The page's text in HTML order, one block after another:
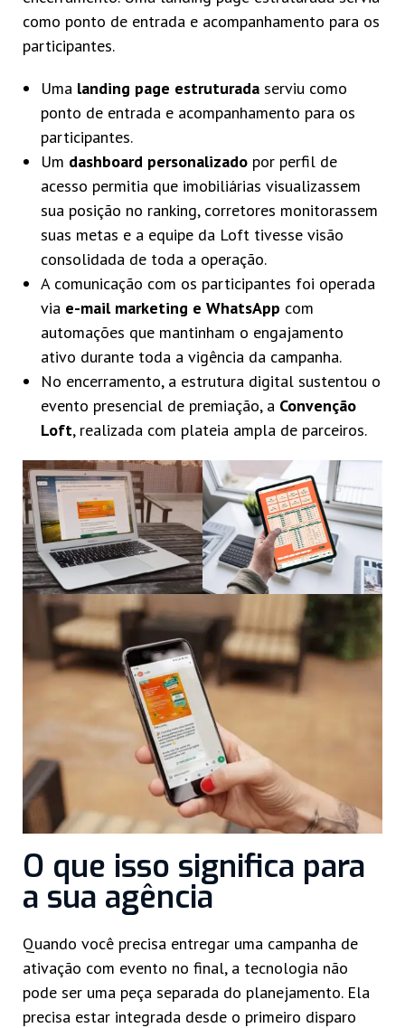
como ponto de entrada e acompanhamento para os
participantes.
Uma landing page estruturada serviu como
ponto de entrada e acompanhamento para os
participantes.
Um dashboard personalizado por perfil de
acesso permitia que imobiliárias visualizassem
sua posição no ranking, corretores monitorassem
suas metas e a equipe da Loft tivesse visão
consolidada de toda a operação.
A comunicação com os participantes foi operada
via e-mail marketing e WhatsApp com
automações que mantinham o engajamento
ativo durante toda a vigência da campanha.
No encerramento, a estrutura digital sustentou o
evento presencial de premiação, a Convenção
Loft, realizada com plateia ampla de parceiros.
O que isso significa para
a sua agência
Quando você precisa entregar uma campanha de
ativação com evento no final, a tecnologia não
pode ser uma peça separada do planejamento. Ela
precisa estar integrada desde o primeiro disparo